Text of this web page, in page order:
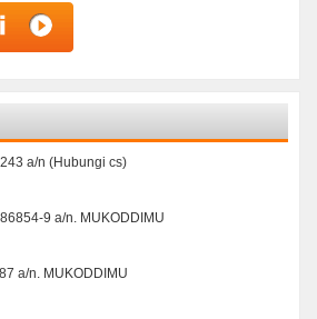
a/n (Hubungi cs)
9 a/n. MUKODDIMU
a/n. MUKODDIMU